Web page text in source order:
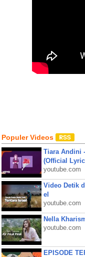
Populer Videos
Tiara Andini
(Official
youtube.com
Video Detik
el
youtube.com
Nella
youtube.com
EPISODE